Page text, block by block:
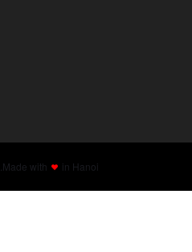
Made with in Hanoi